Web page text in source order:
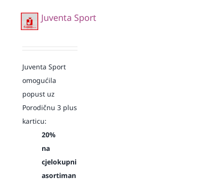
Juventa Sport
Juventa Sport
omogućila
popust uz
Porodičnu 3 plus
karticu:
20%
na
cjelokupni
asortiman